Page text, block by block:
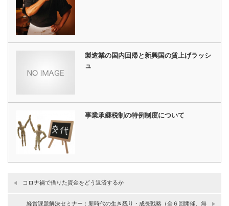
製造業の国内回帰と新興国の賃上げラッシ
ュ
事業承継税制の特例制度について
コロナ禍で借りた資金をどう返済するか
経営課題解決セミナー：新時代の生き残り・成長戦略（全６回開催、無